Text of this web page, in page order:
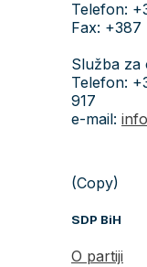
Telefon:
Fax: +387
Služba za
Telefon:
917
e-mail:
(Copy)
SDP BiH
O partiji